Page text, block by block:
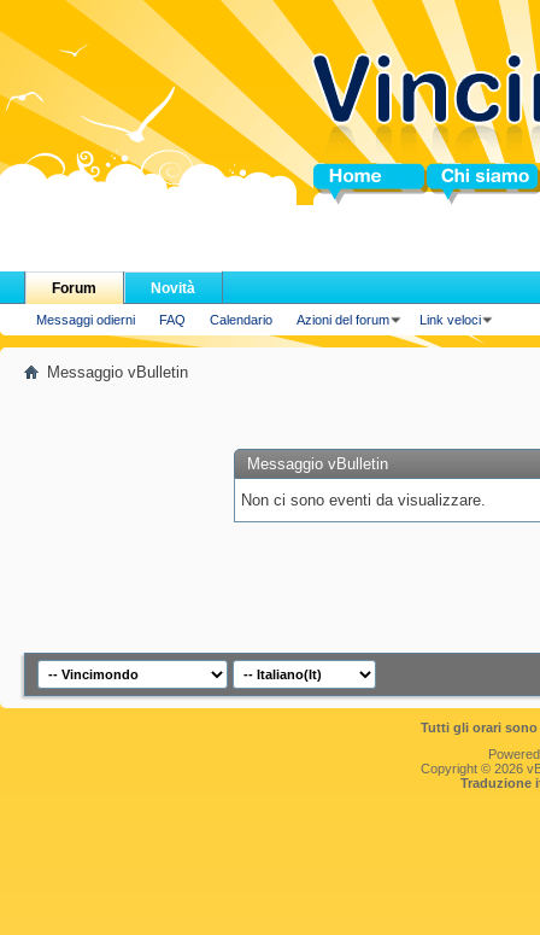
Home Chi siamo
Forum
Messaggi odierni FAQ Calendario Azioni del forum Link veloci
Novità
Messaggio vBulletin
Messaggio vBulletin
Non ci sono eventi da visualizzare.
Tutti gli orari
Copyright © 2026
Traduzione